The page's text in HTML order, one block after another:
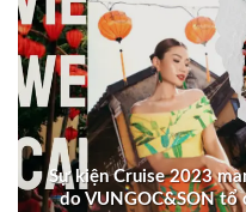
Sự kiện Cruise 2023
do VUNGOC&SON tổ